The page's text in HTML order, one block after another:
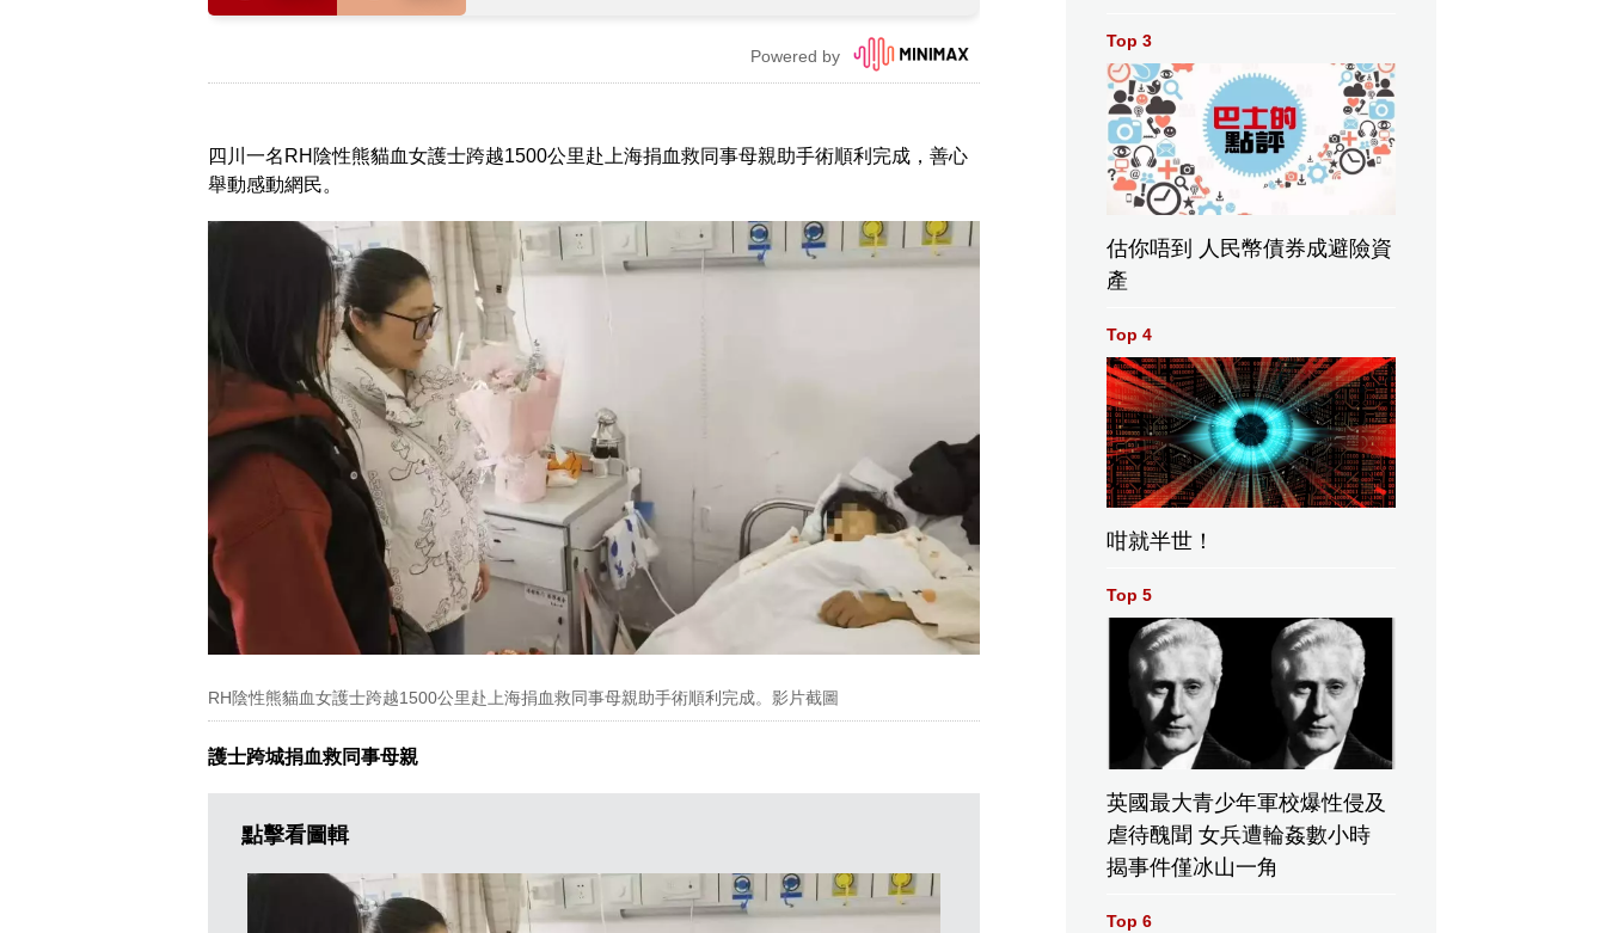
四川一名RH陰性熊貓血女護士跨越1500公里赴上海捐血救同事母親助手術順利完成，善心
舉動感動網民。
RH陰性熊貓血女護士跨越1500公里赴上海捐血救同事母親助手術順利完成。影片截圖
護士跨城捐血救同事母親
點擊看圖輯
Top 3
估你唔到 人民幣債券成避險資
產
Top 4
咁就半世！
Top 5
英國最大青少年軍校爆性侵及
虐待醜聞 女兵遭輪姦數小時
揭事件僅冰山一角
Top 6